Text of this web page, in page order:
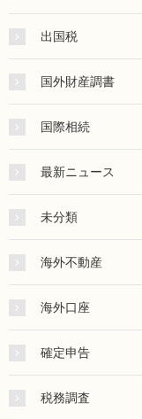
出国税
国外財産調書
国際相続
最新ニュース
未分類
海外不動産
海外口座
確定申告
税務調査